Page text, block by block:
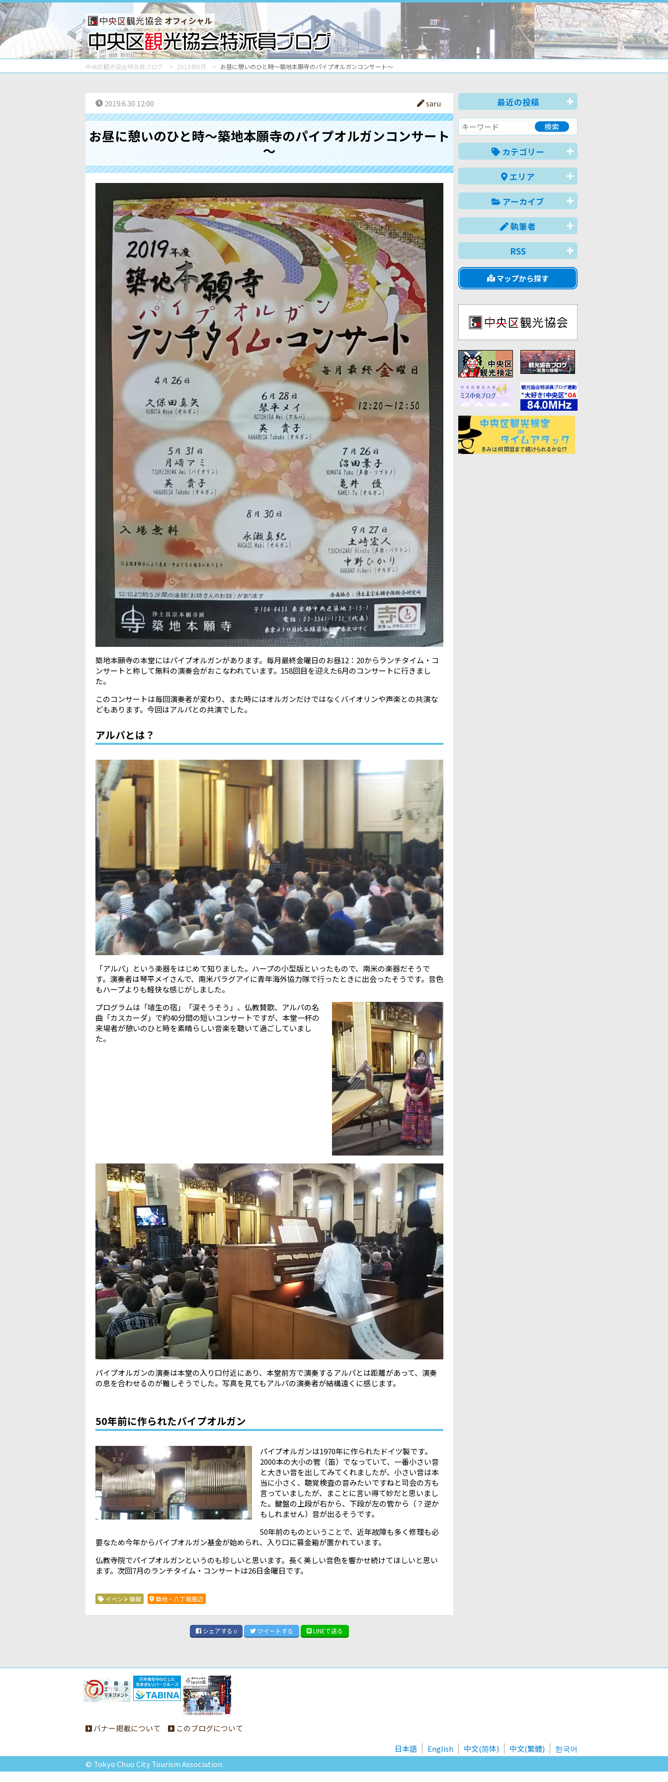
オフィシャル
中央区観光協会特派員ブログ 2019年6月 お昼に憩いのひと時～築地本願寺のパイプオルガンコンサート～
2019.6.30 12:00 saru
お昼に憩いのひと時～築地本願寺のパイプオルガンコンサート
～
築地本願寺の本堂にはパイプオルガンがあります。毎月最終金曜日のお昼12：20からランチタイム・コ
ンサートと称して無料の演奏会がおこなわれています。158回目を迎えた6月のコンサートに行きまし
た。
このコンサートは毎回演奏者が変わり、また時にはオルガンだけではなくバイオリンや声楽との共演な
どもあります。今回はアルパとの共演でした。
アルパとは？
「アルパ」という楽器をはじめて知りました。ハープの小型版といったもので、南米の楽器だそうで
す。演奏者は琴平メイさんで、南米パラグアイに青年海外協力隊で行ったときに出会ったそうです。音色
もハープよりも軽快な感じがしました。
プログラムは「埴生の宿」「涙そうそう」、仏教賛歌、アルパの名
曲「カスカーダ」で約40分間の短いコンサートですが、本堂一杯の
来場者が憩いのひと時を素晴らしい音楽を聴いて過ごしていまし
た。
パイプオルガンの演奏は本堂の入り口付近にあり、本堂前方で演奏するアルパとは距離があって、演奏
の息を合わせるのが難しそうでした。写真を見てもアルパの演奏者が結構遠くに感じます。
50年前に作られたパイプオルガン
パイプオルガンは1970年に作られたドイツ製です。
2000本の大小の管（笛）でなっていて、一番小さい音
と大きい音を出してみてくれましたが、小さい音は本
当に小さく、聴覚検査の音みたいですねと司会の方も
言っていましたが、まことに言い得て妙だと思いまし
た。鍵盤の上段が右から、下段が左の管から（？逆か
もしれません）音が出るそうです。
50年前のものということで、近年故障も多く修理も必
要なため今年からパイプオルガン基金が始められ、入り口に募金箱が置かれています。
仏教寺院でパイプオルガンというのも珍しいと思います。長く美しい音色を響かせ続けてほしいと思い
ます。次回7月のランチタイム・コンサートは26日金曜日です。
イベント情報 築地・八丁堀周辺
シェアする 0 ツイートする LINEで送る
最近の投稿
カテゴリー
エリア
アーカイブ
執筆者
RSS
マップから探す
バナー掲載について
このブログについて
日本語
English 中文(简体) 中文(繁體)
한국어
© Tokyo Chuo City Tourism Association.